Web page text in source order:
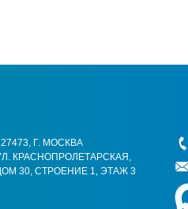
Г. МОСКВА
КРАСНОПРОЛЕТАРСКАЯ,
30, СТРОЕНИЕ 1, ЭТАЖ 3